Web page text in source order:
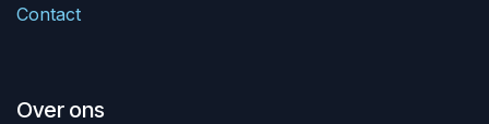
Contact
Over ons